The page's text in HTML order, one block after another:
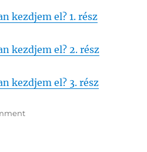
kezdjem el? 1. rész
kezdjem el? 2. rész
kezdjem el? 3. rész
on